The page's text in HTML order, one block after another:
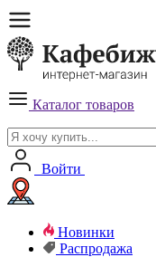
Каталог товаров
Войти
Новинки
Распродажа